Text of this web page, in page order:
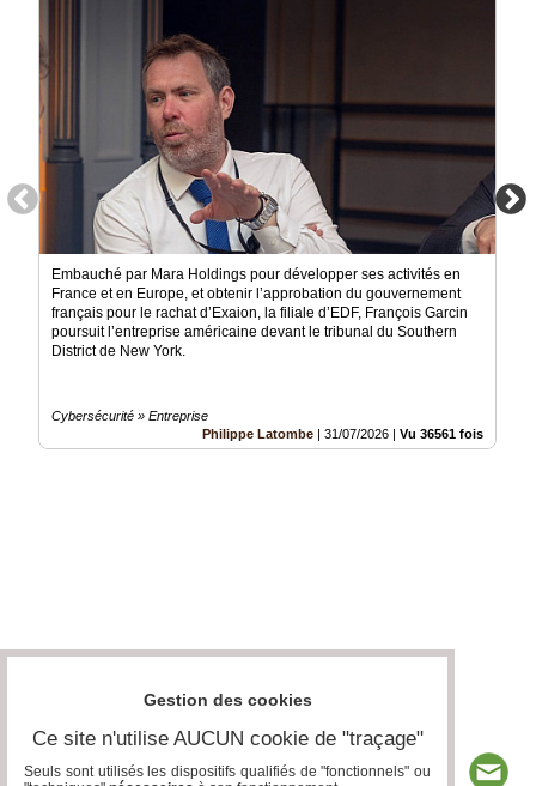
Embauché par Mara Holdings pour développer ses activités en
France et en Europe, et obtenir l’approbation du gouvernement
français pour le rachat d’Exaion, la filiale d’EDF, François Garcin
poursuit l’entreprise américaine devant le tribunal du Southern
District de New York.
Cybersécurité » Entreprise
Philippe Latombe
31/07/2026 Vu 36561 fois
Gestion des cookies
Ce site n'utilise AUCUN cookie de "traçage"
Seuls sont utilisés les dispositifs qualifiés de "fonctionnels" ou